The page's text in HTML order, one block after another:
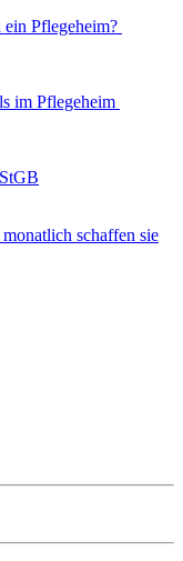
Pflegeheim?
im Pflegeheim
schaffen sie